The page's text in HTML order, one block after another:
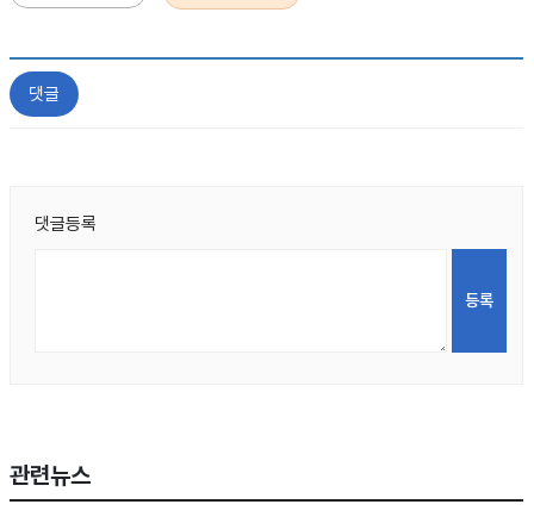
댓글
댓글등록
관련뉴스